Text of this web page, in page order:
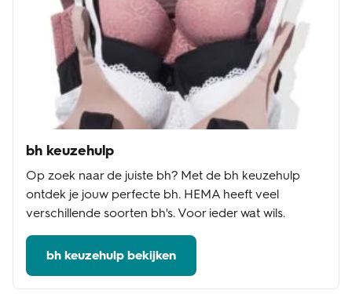
bh keuzehulp
Op zoek naar de juiste bh? Met de bh keuzehulp
ontdek je jouw perfecte bh. HEMA heeft veel
verschillende soorten bh's. Voor ieder wat wils.
bh keuzehulp bekijken